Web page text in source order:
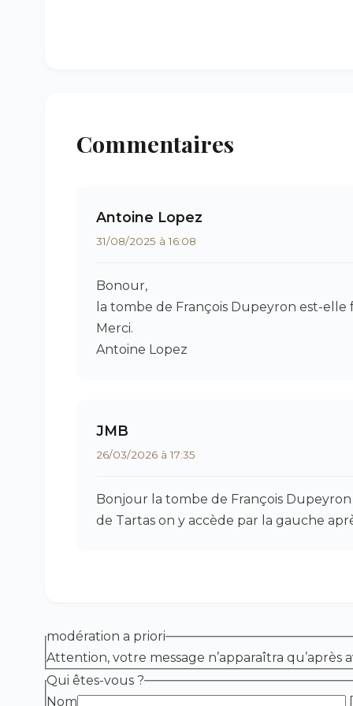
Commentaires
Antoine Lopez
31/08/2025 à 16:08
Bonour,
la tombe de François Dupeyron est-elle
Merci.
Antoine Lopez
JMB
26/03/2026 à 17:35
Bonjour la tombe de François
de Tartas on y accède par la gauche
modération a priori
Attention, votre message n’apparaîtra
Qui êtes-vous ?
Nom
[